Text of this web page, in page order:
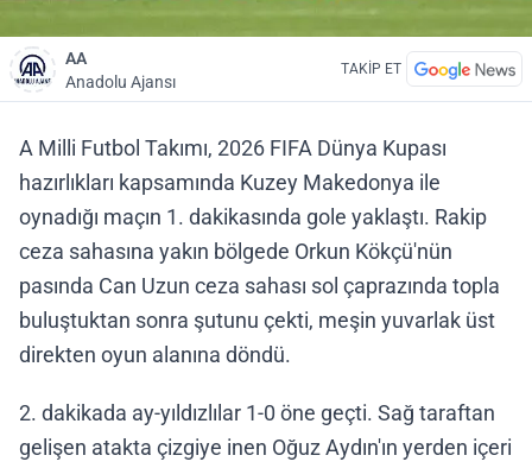
AA
Anadolu Ajansı
TAKİP ET
A Milli Futbol Takımı, 2026 FIFA Dünya Kupası
hazırlıkları kapsamında Kuzey Makedonya ile
oynadığı maçın 1. dakikasında gole yaklaştı. Rakip
ceza sahasına yakın bölgede Orkun Kökçü'nün
pasında Can Uzun ceza sahası sol çaprazında topla
buluştuktan sonra şutunu çekti, meşin yuvarlak üst
direkten oyun alanına döndü.
2. dakikada ay-yıldızlılar 1-0 öne geçti. Sağ taraftan
gelişen atakta çizgiye inen Oğuz Aydın'ın yerden içeri